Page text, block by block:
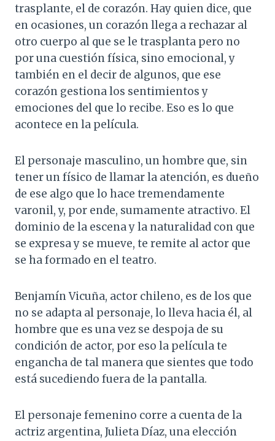
trasplante, el de corazón. Hay quien dice, que
en ocasiones, un corazón llega a rechazar al
otro cuerpo al que se le trasplanta pero no
por una cuestión física, sino emocional, y
también en el decir de algunos, que ese
corazón gestiona los sentimientos y
emociones del que lo recibe. Eso es lo que
acontece en la película.
El personaje masculino, un hombre que, sin
tener un físico de llamar la atención, es dueño
de ese algo que lo hace tremendamente
varonil, y, por ende, sumamente atractivo. El
dominio de la escena y la naturalidad con que
se expresa y se mueve, te remite al actor que
se ha formado en el teatro.
Benjamín Vicuña, actor chileno, es de los que
no se adapta al personaje, lo lleva hacia él, al
hombre que es una vez se despoja de su
condición de actor, por eso la película te
engancha de tal manera que sientes que todo
está sucediendo fuera de la pantalla.
El personaje femenino corre a cuenta de la
actriz argentina, Julieta Díaz, una elección